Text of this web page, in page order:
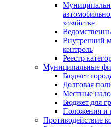
хозяйстве
Внутренний
контроль
Реестр
Муниципальные
Бюджет
Долговая
Местные
Бюджет для
Положения и
Противодействие